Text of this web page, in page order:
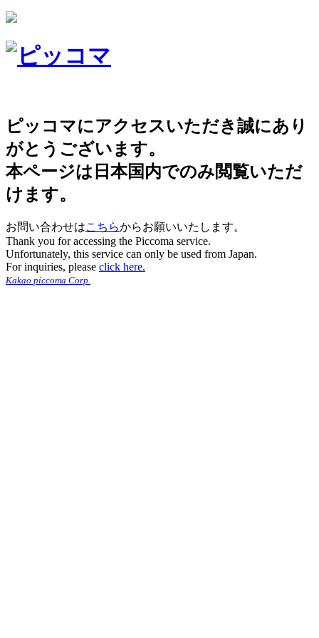
ピッコマにアクセスいただき誠にあり
がとうございます。
本ページは日本国内でのみ閲覧いただ
けます。
お問い合わせはこちらからお願いいたします。
Thank you for accessing the Piccoma service.
Unfortunately, this service can only be used from Japan.
For inquiries, please click here.
Kakao piccoma Corp.